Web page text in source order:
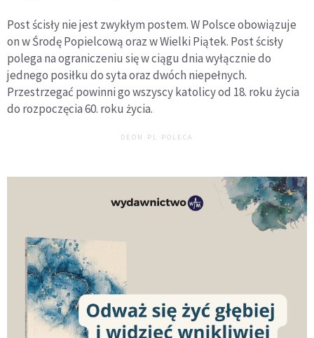
Post ścisły nie jest zwykłym postem. W Polsce obowiązuje
on w Środę Popielcową oraz w Wielki Piątek. Post ścisły
polega na ograniczeniu się w ciągu dnia wyłącznie do
jednego posiłku do syta oraz dwóch niepełnych.
Przestrzegać powinni go wszyscy katolicy od 18. roku życia
do rozpoczęcia 60. roku życia.
DEON.PL POLECA